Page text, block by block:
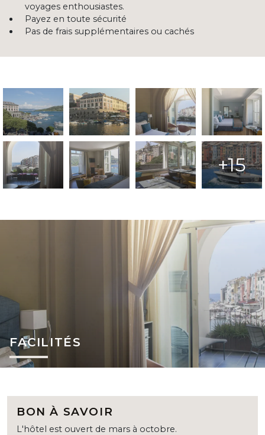
voyages enthousiastes.
Payez en toute sécurité
Pas de frais supplémentaires ou cachés
+15
FACILITÉS
BON À SAVOIR
L'hôtel est ouvert de mars à octobre.